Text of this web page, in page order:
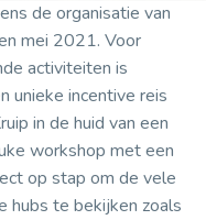
de organisatie van
mei 2021. Voor
activiteiten is
unieke incentive reis
in de huid van een
workshop met een
op stap om de vele
hubs te bekijken zoals